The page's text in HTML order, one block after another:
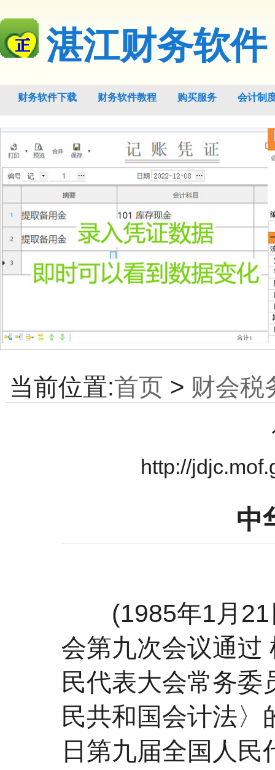
湛江财务软件
财务软件下载 财务软件教程 购买服务 会计制
当前位置:首页 > 财会税
http://
中
(1985年1月21
会第九次会议通过
民代表大会常务
民共和国会计法
日第九届全国人